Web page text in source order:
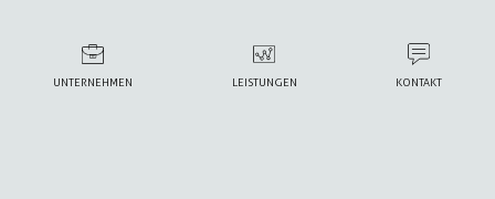
UNTERNEHMEN LEISTUNGEN KONTAKT